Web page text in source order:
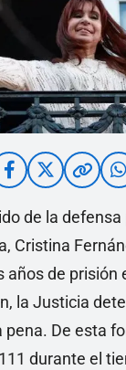
de la defensa
Cristina
años de prisión
la Justicia
pena. De esta
durante el